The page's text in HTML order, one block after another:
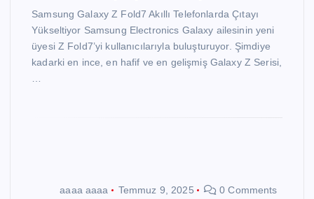
Samsung Galaxy Z Fold7 Akıllı Telefonlarda Çıtayı
Yükseltiyor Samsung Electronics Galaxy ailesinin yeni
üyesi Z Fold7’yi kullanıcılarıyla buluşturuyor. Şimdiye
kadarki en ince, en hafif ve en gelişmiş Galaxy Z Serisi,
aaaa aaaa Temmuz 9, 2025 0 Comments